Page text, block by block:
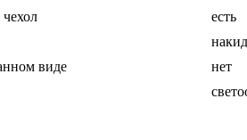
есть
виде
нет